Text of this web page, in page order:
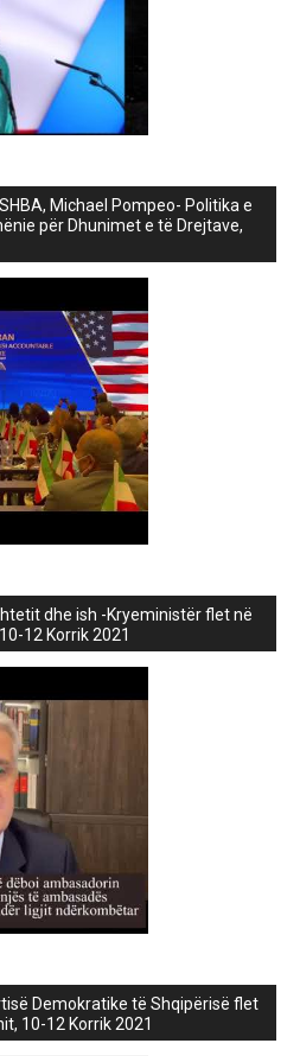
Michael Pompeo- Politika e
për Dhunimet e të Drejtave,
dhe ish -Kryeministër flet në
12 Korrik 2021
Demokratike të Shqipërisë flet
10-12 Korrik 2021